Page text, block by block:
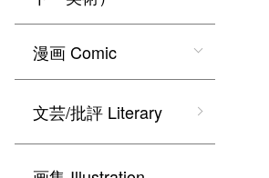
漫画 Comic
文芸/批評 Literary